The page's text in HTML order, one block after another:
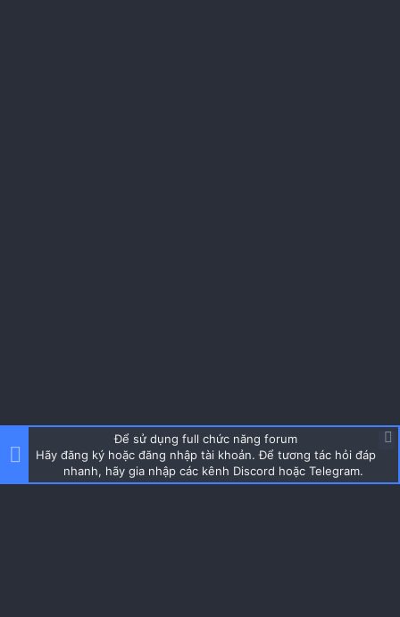
Để sử dụng full chức năng forum
Hãy đăng ký hoặc đăng nhập tài khoản. Để tương tác hỏi đáp
nhanh, hãy gia nhập các kênh Discord hoặc Telegram.